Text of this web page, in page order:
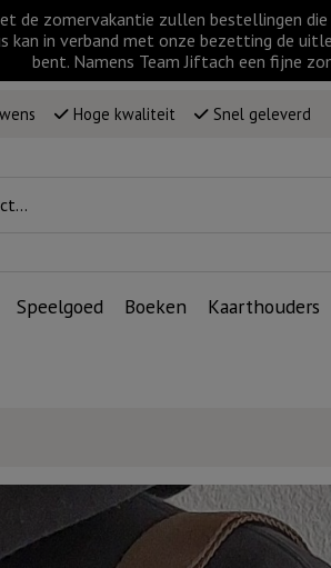
de zomervakantie zullen bestellingen
in verband met onze bezetting de
bent. Namens Team Jiftach een fijne
Hoge kwaliteit Snel geleverd
Speelgoed Boeken Kaarthouders